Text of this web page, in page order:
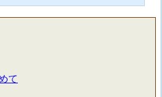
誰かに伝えたかったのですが周りにホルモン好きがい
...
て